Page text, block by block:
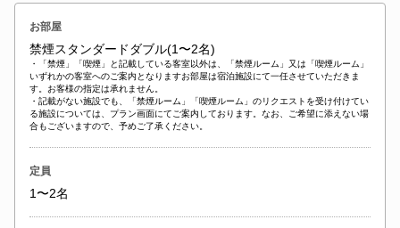
お部屋
禁煙スタンダードダブル(1〜2名)
・「禁煙」「喫煙」と記載している客室以外は、「禁煙ルーム」又は「喫煙ルーム」
いずれかの客室へのご案内となりますお部屋は宿泊施設にて一任させていただきま
す。お客様の指定は承れません。
・記載がない施設でも、「禁煙ルーム」「喫煙ルーム」のリクエストを受け付けてい
る施設については、プラン画面にてご案内しております。なお、ご希望に添えない場
合もございますので、予めご了承ください。
定員
1〜2名